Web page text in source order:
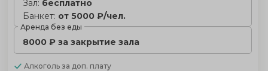
Зал: бесплатно
Банкет: от 5000 ₽/чел.
Аренда без еды
8000 ₽ за закрытие зала
Алкоголь за доп. плату